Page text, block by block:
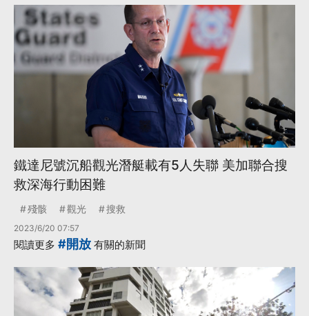
鐵達尼號沉船觀光潛艇載有5人失聯 美加聯合搜
救深海行動困難
殘骸 觀光 搜救
2023/6/20 07:57
閱讀更多 #開放 有關的新聞